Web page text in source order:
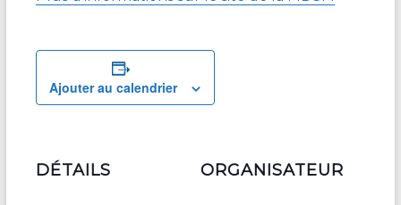
Ajouter au calendrier
DÉTAILS ORGANISATEUR